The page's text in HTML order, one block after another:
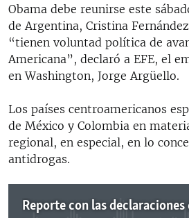
Obama debe reunirse este
de Argentina, Cristina
“tienen voluntad política de
Americana”, declaró a EFE, el
en Washington, Jorge Argüello.
Los países centroamericanos
de México y Colombia en
regional, en especial, en lo
antidrogas.